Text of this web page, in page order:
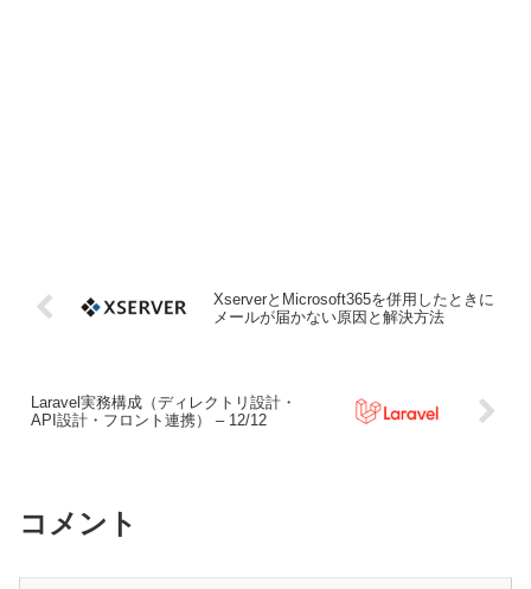
XserverとMicrosoft365を併用したときに
メールが届かない原因と解決方法
Laravel実務構成（ディレクトリ設計・
API設計・フロント連携） – 12/12
コメント